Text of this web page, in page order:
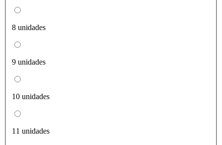
8 unidades
9 unidades
10 unidades
11 unidades